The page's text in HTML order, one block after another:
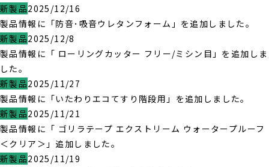
新製品2025/12/16
製品情報に「防音･吸音ウレタンフォーム」を追加しました。
新製品2025/12/8
製品情報に「 ローリングカッター フリー/ミシン目」を追加しま
した。
新製品2025/11/27
製品情報に「いたわりエコてすり階段用」を追加しました。
新製品2025/11/21
製品情報に「 ゴリラテープ エクストリーム ウォータープルーフ
＜クリア＞」追加しました。
新製品2025/11/19